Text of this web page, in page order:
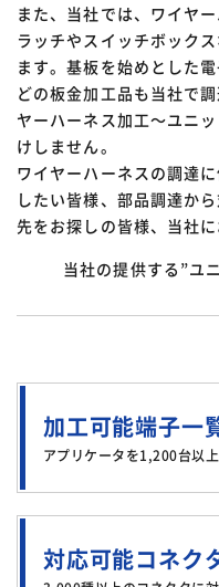
また、当社では、ワイヤ
ラッチやスイッチボック
ます。基板を始めとした
どの板金加工品も当社で
ヤーハーネス加工～ユニ
けしません。
ワイヤーハーネスの調達
したい皆様、部品調達か
先をお探しの皆様、当社に
当社の提供する”ユ
加工可能端子一
アプリケータを1,200台以
対応可能コネク